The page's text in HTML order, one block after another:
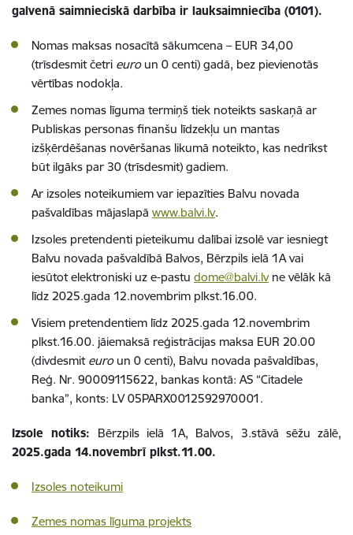
galvenā saimnieciskā darbība ir lauksaimniecība (0101).
Nomas maksas nosacītā sākumcena – EUR 34,00
(trīsdesmit četri euroun 0 centi) gadā, bez pievienotās
vērtības nodokļa.
Zemes nomas līguma termiņš tiek noteikts saskaņā ar
Publiskas personas finanšu līdzekļu un mantas
izšķērdēšanas novēršanas likumā noteikto, kas nedrīkst
būt ilgāks par 30 (trīsdesmit) gadiem.
Ar izsoles noteikumiem var iepazīties Balvu novada
pašvaldības mājaslapā www.balvi.lv.
Izsoles pretendenti pieteikumu dalībai izsolē var iesniegt
Balvu novada pašvaldībā Balvos, Bērzpils ielā 1A vai
iesūtot elektroniski uz e-pastu dome@balvi.lvne vēlāk kā
līdz 2025.gada 12.novembrim plkst.16.00.
Visiem pretendentiem līdz 2025.gada 12.novembrim
plkst.16.00. jāiemaksā reģistrācijas maksa EUR 20.00
(divdesmit euro un 0 centi), Balvu novada pašvaldības,
Reģ. Nr. 90009115622, bankas kontā: AS “Citadele
banka”, konts: LV 05PARX0012592970001.
Izsole notiks: Bērzpils ielā 1A, Balvos, 3.stāvā sēžu zālē,
2025.gada 14.novembrī plkst.11.00.
Izsoles noteikumi
Zemes nomas līguma projekts